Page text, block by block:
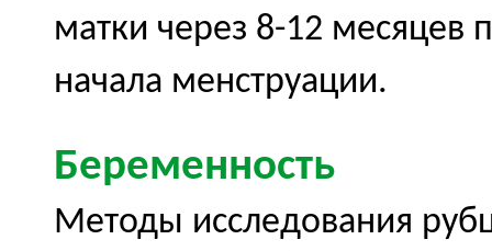
матки через 8-12 месяцев
начала менструации.
Беременность
Методы исследования